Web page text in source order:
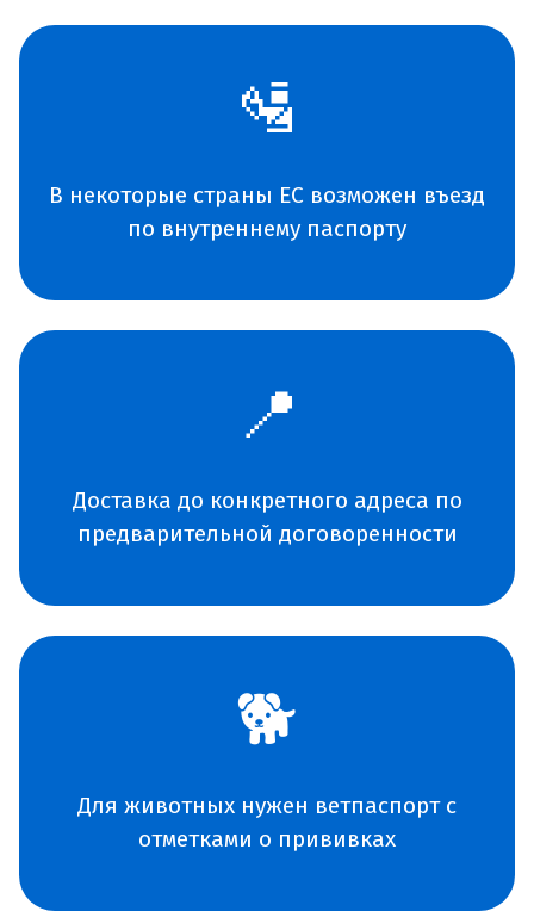
🛂
В некоторые страны ЕС возможен въезд
по внутреннему паспорту
📍
Доставка до конкретного адреса по
предварительной договоренности
🐕
Для животных нужен ветпаспорт с
отметками о прививках